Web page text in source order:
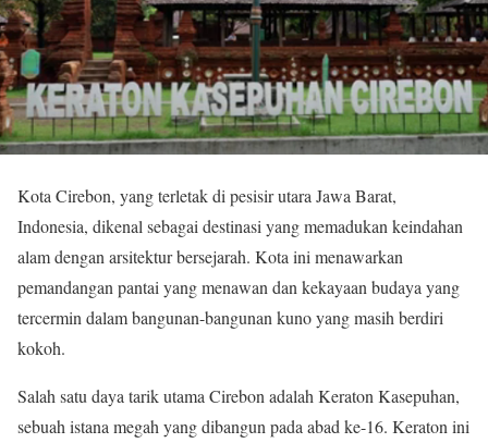
Kota Cirebon, yang terletak di pesisir utara Jawa Barat,
Indonesia, dikenal sebagai destinasi yang memadukan keindahan
alam dengan arsitektur bersejarah. Kota ini menawarkan
pemandangan pantai yang menawan dan kekayaan budaya yang
tercermin dalam bangunan-bangunan kuno yang masih berdiri
kokoh.
Salah satu daya tarik utama Cirebon adalah Keraton Kasepuhan,
sebuah istana megah yang dibangun pada abad ke-16. Keraton ini